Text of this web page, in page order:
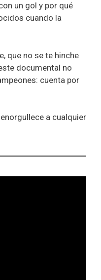
un gol y por qué
cuando la
que no se te hinche
documental no
cuenta por
a cualquier